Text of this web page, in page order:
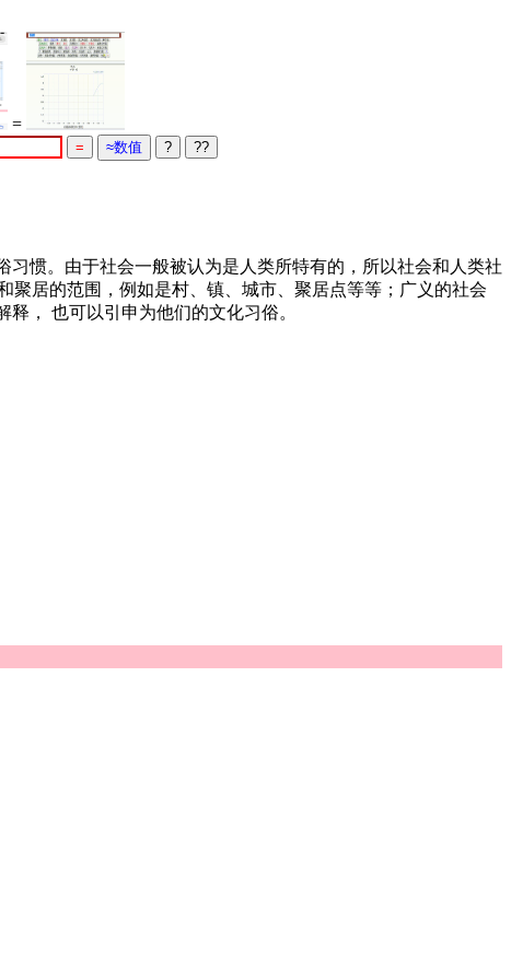
=
惯。由于社会一般被认为是人类所特有的，所以社会和人类社
聚居的范围，例如是村、镇、城市、聚居点等等；广义的社会
， 也可以引申为他们的文化习俗。